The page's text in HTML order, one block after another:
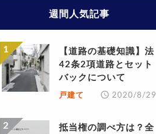
週間人気記事
【道路の基礎知識】法
42条2項道路とセット
バックについて
戸建て 2020/8/29
抵当権の調べ方は？全